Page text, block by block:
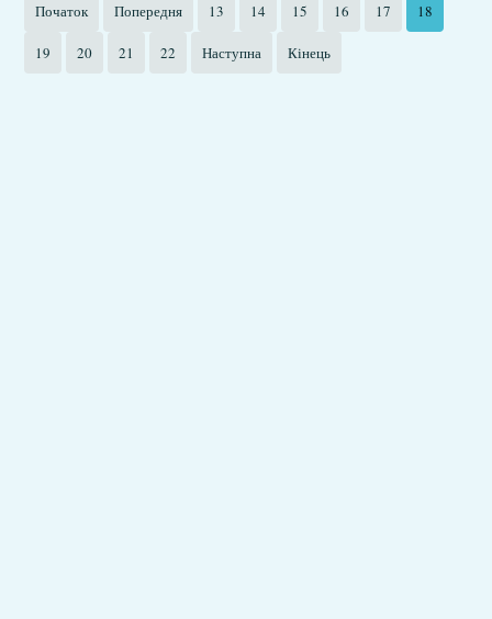
Початок
Попередня 13 14 15 16 17 18
19 20 21 22 Наступна Кінець